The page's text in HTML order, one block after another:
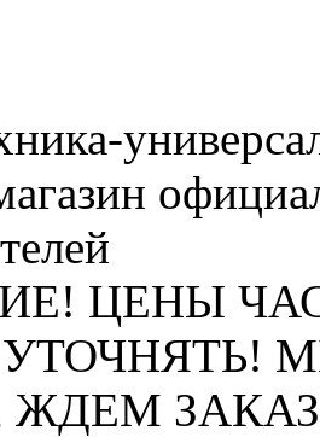
ЦЕНЫ
ЗАКАЗЫ: